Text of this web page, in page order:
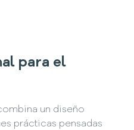
para el
un diseño
prácticas pensadas